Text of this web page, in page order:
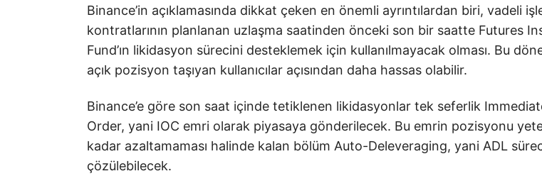
Binance’in açıklamasında dikkat çeken en önemli ayrıntılardan biri, vadeli
kontratlarının planlanan uzlaşma saatinden önceki son bir saatte Futures
Fund’ın likidasyon sürecini desteklemek için kullanılmayacak olması. Bu
açık pozisyon taşıyan kullanıcılar açısından daha hassas olabilir.
Binance’e göre son saat içinde tetiklenen likidasyonlar tek seferlik
Order, yani IOC emri olarak piyasaya gönderilecek. Bu emrin pozisyonu
kadar azaltamaması halinde kalan bölüm Auto-Deleveraging, yani ADL
çözülebilecek.